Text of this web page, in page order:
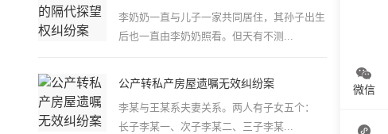
李奶奶一直与儿子一家共同居住，其孙子出生
后也一直由李奶奶照看。但天有不测...
公产转私产房屋遗嘱无效纠纷案
李某与王某系夫妻关系。两人有子女五个：
长子李某一、次子李某二、三子李某...
微信